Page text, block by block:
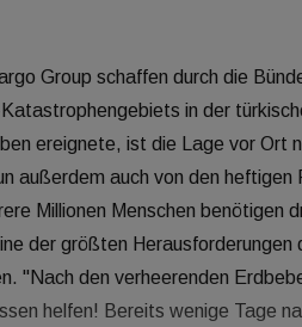
Group schaffen durch die
in der
ereignete, ist die Lage vor Ort
außerdem auch von den
Millionen Menschen benötigen
der größten
"Nach den verheerenden
helfen! Bereits wenige Tage